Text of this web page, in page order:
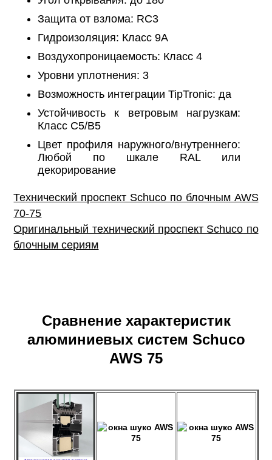
Защита от взлома: RC3
Гидроизоляция: Класс 9А
Воздухопроницаемость: Класс 4
Уровни уплотнения: 3
Возможность интеграции TipTronic: да
Устойчивость к ветровым нагрузкам:
Класс C5/B5
Цвет профиля наружного/внутреннего:
Любой по шкале RAL или
декорирование
Технический проспект Schuco по блочным AWS
70-75
Оригинальный технический проспект Schuco по
блочным сериям
Сравнение характеристик
алюминиевых систем Schuco
AWS 75